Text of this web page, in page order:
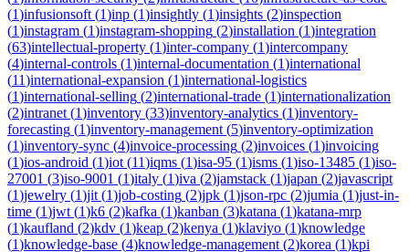
(1)infusionsoft (1)inp (1)insightly (1)insights (2)inspection
(1)instagram (1)instagram-shopping (2)installation (1)integration
(63)intellectual-property (1)inter-company (1)intercompany
(4)internal-controls (1)internal-documentation (1)international
(11)international-expansion (1)international-logistics
(1)international-selling (2)international-trade (1)internationalization
(2)intranet (1)inventory (33)inventory-analytics (1)inventory-
forecasting (1)inventory-management (5)inventory-optimization
(1)inventory-sync (4)invoice-processing (2)invoices (1)invoicing
(1)ios-android (1)iot (11)iqms (1)isa-95 (1)isms (1)iso-13485 (1)iso-
27001 (3)iso-9001 (1)italy (1)iva (2)jamstack (1)japan (2)javascript
(1)jewelry (1)jit (1)job-costing (2)jpk (1)json-rpc (2)jumia (1)just-in-
time (1)jwt (1)k6 (2)kafka (1)kanban (3)katana (1)katana-mrp
(1)kaufland (2)kdv (1)keap (2)kenya (1)klaviyo (1)knowledge
(1)knowledge-base (4)knowledge-management (2)korea (1)kpi